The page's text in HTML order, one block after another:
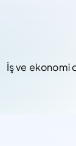
İş ve ekonomi